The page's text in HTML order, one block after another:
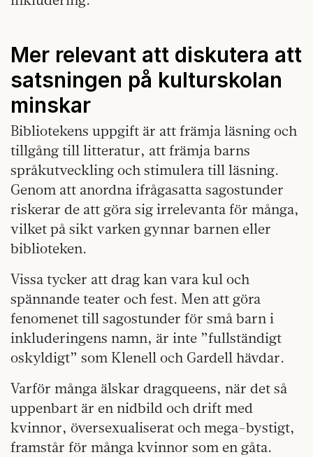
Mer relevant att diskutera att
satsningen på kulturskolan
minskar
Bibliotekens uppgift är att främja läsning och
tillgång till litteratur, att främja barns
språkutveckling och stimulera till läsning.
Genom att anordna ifrågasatta sagostunder
riskerar de att göra sig irrelevanta för många,
vilket på sikt varken gynnar barnen eller
biblioteken.
Vissa tycker att drag kan vara kul och
spännande teater och fest. Men att göra
fenomenet till sagostunder för små barn i
inkluderingens namn, är inte ”fullständigt
oskyldigt” som Klenell och Gardell hävdar.
Varför många älskar dragqueens, när det så
uppenbart är en nidbild och drift med
kvinnor, översexualiserat och mega-bystigt,
framstår för många kvinnor som en gåta.